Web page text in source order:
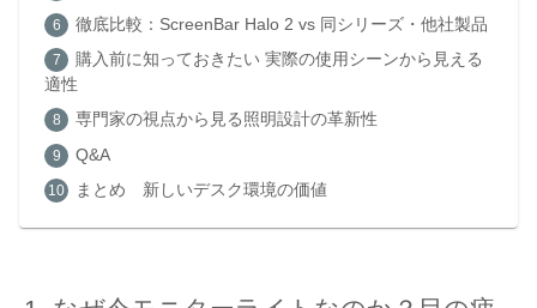
徹底比較：ScreenBar Halo 2 vs 同シリーズ・他社製品
購入前に知っておきたい 実際の使用シーンから見える
適性
専門家の視点から見る照明設計の革新性
Q&A
まとめ 新しいデスク環境の価値